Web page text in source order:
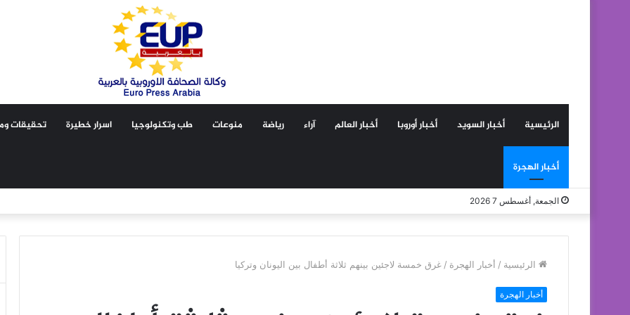
الرئيسية أخبار السويد أخبار أوروبا أخبار العالم آراء رياضة منوعات طب وتكنولوجيا اسرار خطيرة تحقيقات
أخبار الهجرة
الجمعة, أغسطس 7 2026
الرئيسية / أخبار الهجرة / غرق خمسة لاجئين بينهم ثلاثة أطفال بين اليونان وتركيا
أخبار الهجرة